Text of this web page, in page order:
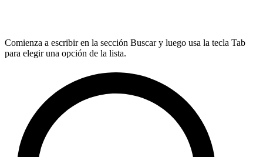
Comienza a escribir en la sección Buscar y luego usa la tecla Tab
para elegir una opción de la lista.